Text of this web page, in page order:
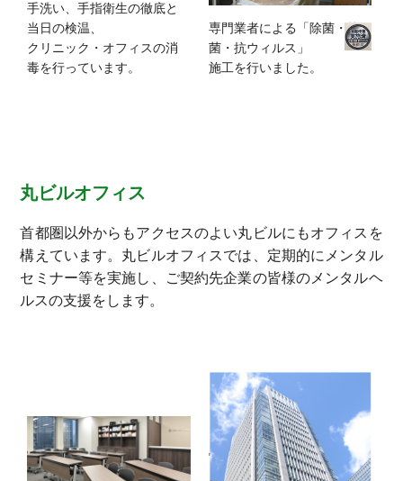
手洗い、手指衛生の徹底と
当日の検温、
クリニック・オフィスの消
毒を行っています。
専門業者による「除菌・抗
菌・抗ウィルス」
施工を行いました。
丸ビルオフィス
首都圏以外からもアクセスのよい丸ビルにもオフィスを
構えています。丸ビルオフィスでは、定期的にメンタル
セミナー等を実施し、ご契約先企業の皆様のメンタルヘ
ルスの支援をします。